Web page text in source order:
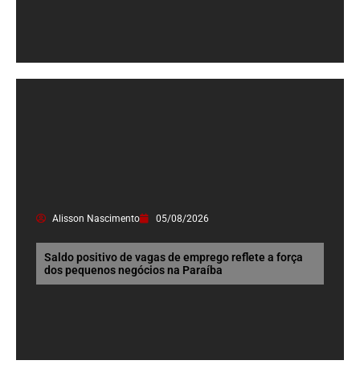
Alisson Nascimento 05/08/2026
Saldo positivo de vagas de emprego reflete a força
dos pequenos negócios na Paraíba